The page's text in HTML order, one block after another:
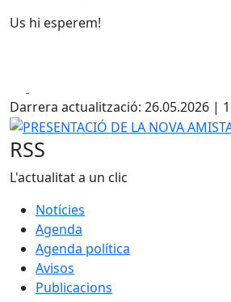
Us hi esperem!
Darrera actualització: 26.05.2026 |
PRESENTACIÓ DE LA NOVA
RSS
L'actualitat a un clic
Notícies
Agenda
Agenda política
Avisos
Publicacions